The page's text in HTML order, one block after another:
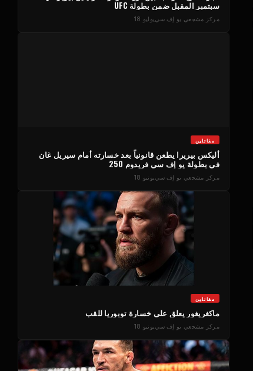
سبتمبر المقبل ضمن بطولة UFC
مركز مشجعي يو إف سييوليو 18
مقاتلين
أليكس بيريرا يطعن قانونياً بعد خسارته أمام سيريل غان
في بطولة يو إف سي فريدوم 250
مركز مشجعي يو إف سييونيو 18
مقاتلين
ماكغريغور يعلق على خسارة توبوريا للقب
مركز مشجعي يو إف سييونيو 18